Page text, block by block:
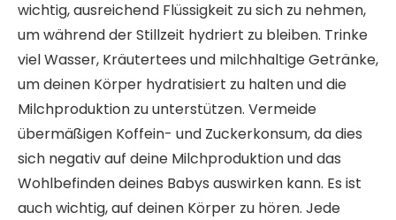
wichtig, ausreichend Flüssigkeit zu sich zu nehmen,
um während der Stillzeit hydriert zu bleiben. Trinke
viel Wasser, Kräutertees und milchhaltige Getränke,
um deinen Körper hydratisiert zu halten und die
Milchproduktion zu unterstützen. Vermeide
übermäßigen Koffein- und Zuckerkonsum, da dies
sich negativ auf deine Milchproduktion und das
Wohlbefinden deines Babys auswirken kann. Es ist
auch wichtig, auf deinen Körper zu hören. Jede